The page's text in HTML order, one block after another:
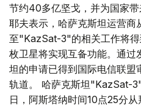
节约40多亿坚戈，并为国家
耶夫表示，哈萨克斯坦运营
至"KazSat-3"的相关工作将
枚卫星将实现互备功能。通
坦的申请已得到国际电信联盟
轨道。 哈萨克斯坦"KazSat-
日，阿斯塔纳时间10点25分